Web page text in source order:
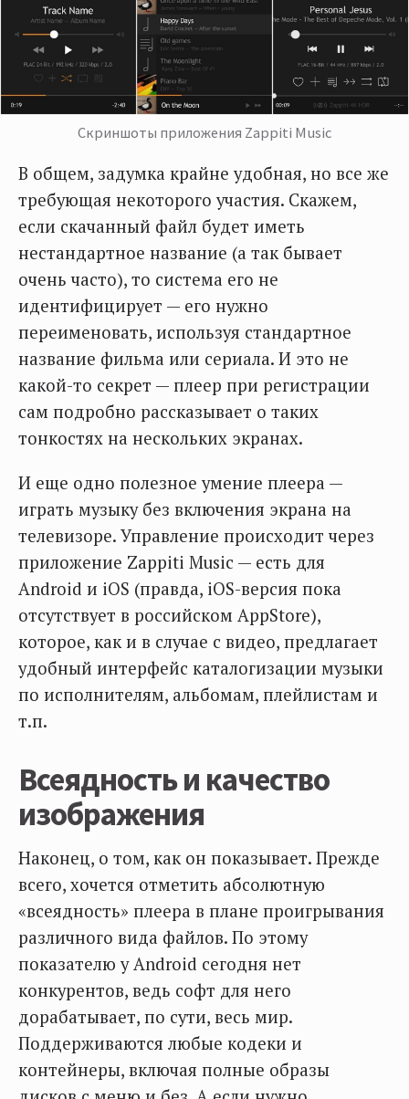
Скриншоты приложения Zappiti Music
В общем, задумка крайне удобная, но все же
требующая некоторого участия. Скажем,
если скачанный файл будет иметь
нестандартное название (а так бывает
очень часто), то система его не
идентифицирует — его нужно
переименовать, используя стандартное
название фильма или сериала. И это не
какой-то секрет — плеер при регистрации
сам подробно рассказывает о таких
тонкостях на нескольких экранах.
И еще одно полезное умение плеера —
играть музыку без включения экрана на
телевизоре. Управление происходит через
приложение Zappiti Music — есть для
Android и iOS (правда, iOS-версия пока
отсутствует в российском AppStore),
которое, как и в случае с видео, предлагает
удобный интерфейс каталогизации музыки
по исполнителям, альбомам, плейлистам и
т.п.
Всеядность и качество
изображения
Наконец, о том, как он показывает. Прежде
всего, хочется отметить абсолютную
«всеядность» плеера в плане проигрывания
различного вида файлов. По этому
показателю у Android сегодня нет
конкурентов, ведь софт для него
дорабатывает, по сути, весь мир.
Поддерживаются любые кодеки и
контейнеры, включая полные образы